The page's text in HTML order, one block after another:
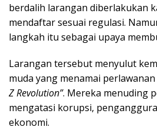
berdalih larangan diberlakukan
mendaftar sesuai regulasi.
langkah itu sebagai upaya
Larangan tersebut menyulut
muda yang menamai
Z Revolution”. Mereka menuding
mengatasi korupsi,
ekonomi.